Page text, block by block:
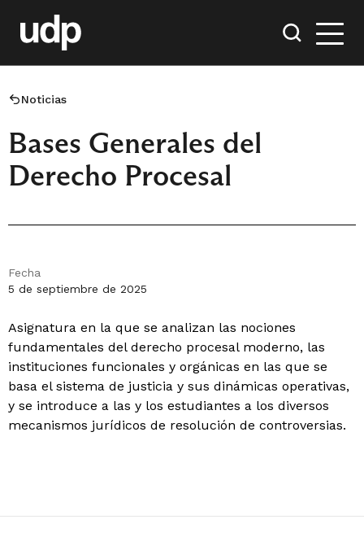
Noticias
Bases Generales del
Derecho Procesal
Fecha
5 de septiembre de 2025
Asignatura en la que se analizan las nociones
fundamentales del derecho procesal moderno, las
instituciones funcionales y orgánicas en las que se
basa el sistema de justicia y sus dinámicas operativas,
y se introduce a las y los estudiantes a los diversos
mecanismos jurídicos de resolución de controversias.